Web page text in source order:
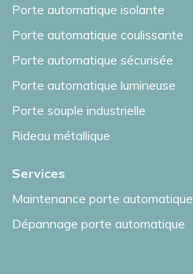
Porte automatique isolante
Porte automatique coulissante
Porte automatique sécurisée
Porte automatique lumineuse
Porte souple industrielle
Rideau métallique
Services
Maintenance porte automatique
Dépannage porte automatique